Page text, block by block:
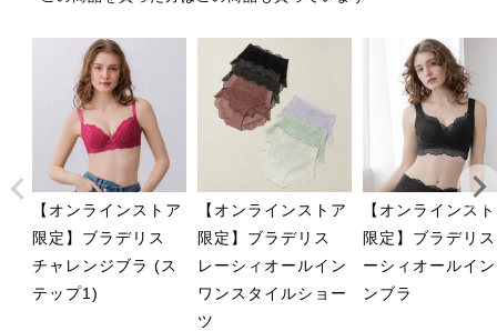
【オンラインストア
限定】ブラデリス
チャレンジブラ (ス
テップ1)
【オンラインストア
限定】ブラデリス
レーシィオールイン
ワンスタイルショー
ツ
【オンラインス
限定】ブラデリ
ーシィオールイ
ンブラ